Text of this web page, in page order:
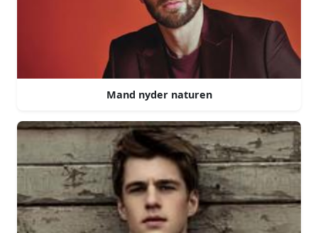
Mand nyder naturen